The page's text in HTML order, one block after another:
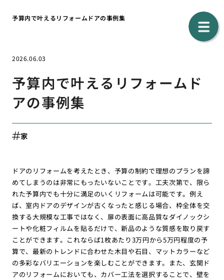
予算内で叶えるリフォームドアの事例集
2026.06.03
予算内で叶えるリフォームド
アの事例集
家
ドアのリフォームを考えたとき、予算の制約で理想のプランを諦
めてしまうのは非常にもったいないことです。工夫次第で、限ら
れた予算内でも十分に満足のいくリフォームは可能です。例え
ば、室内ドアのデザインが古くなったと感じる場合、枠全体を交
換する大規模な工事ではなく、扉の表面に高品質なダイノックシ
ートや化粧フィルムを貼るだけで、新品のような質感を取り戻す
ことができます。これならば1枚あたり3万円から5万円程度の予
算で、最新のトレンドに合わせた木目や石目、マットカラーなど
の多彩なバリエーションを楽しむことができます。また、玄関ド
アのリフォームにおいても、カバー工法を選択することで、壁を